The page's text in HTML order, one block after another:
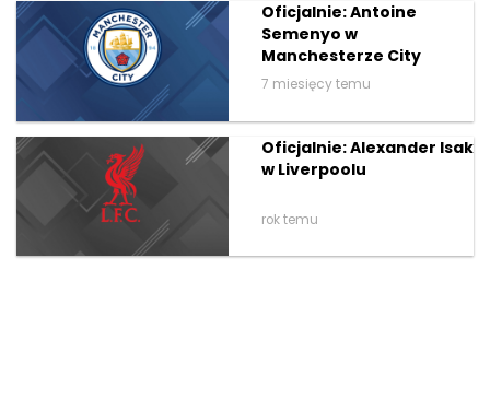
Oficjalnie: Antoine
Semenyo w
Manchesterze City
7 miesięcy temu
Oficjalnie: Alexander Isak
w Liverpoolu
rok temu